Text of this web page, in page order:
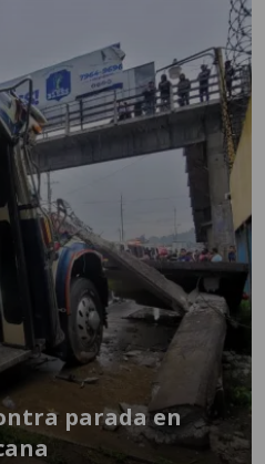
parada en